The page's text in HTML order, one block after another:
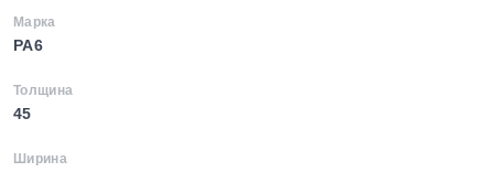
Марка
PA6
Толщина
45
Ширина